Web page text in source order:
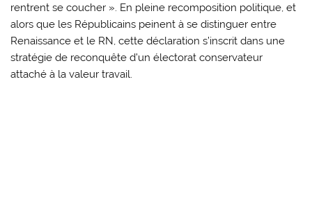
rentrent se coucher ». En pleine recomposition politique, et
alors que les Républicains peinent à se distinguer entre
Renaissance et le RN, cette déclaration s’inscrit dans une
stratégie de reconquête d’un électorat conservateur
attaché à la valeur travail.